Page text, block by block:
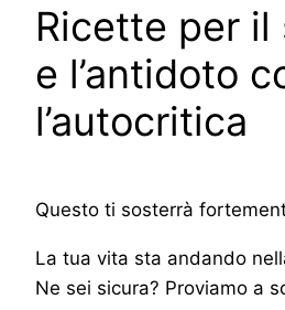
Ricette per il
e l’antidoto
l’autocritica
Questo ti sosterrà
La tua vita sta andando
Ne sei sicura? Proviamo a